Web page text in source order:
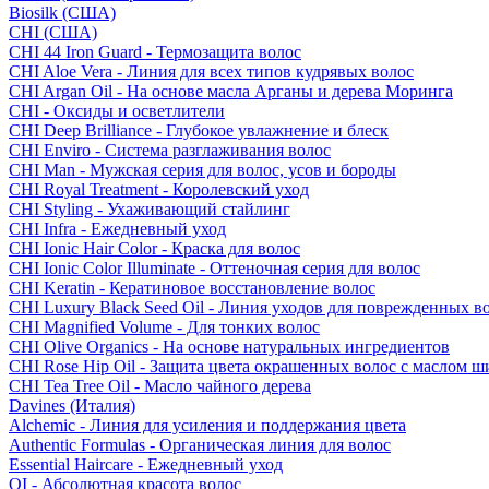
Biosilk (США)
CHI (США)
CHI 44 Iron Guard - Термозащита волос
CHI Aloe Vera - Линия для всех типов кудрявых волос
CHI Argan Oil - На основе масла Арганы и дерева Моринга
CHI - Оксиды и осветлители
CHI Deep Brilliance - Глубокое увлажнение и блеск
CHI Enviro - Система разглаживания волос
CHI Man - Мужская серия для волос, усов и бороды
CHI Royal Treatment - Королевский уход
CHI Styling - Ухаживающий стайлинг
CHI Infra - Ежедневный уход
CHI Ionic Hair Color - Краска для волос
CHI Ionic Color Illuminate - Оттеночная серия для волос
CHI Keratin - Кератиновое восстановление волос
CHI Luxury Black Seed Oil - Линия уходов для поврежденных
CHI Magnified Volume - Для тонких волос
CHI Olive Organics - На основе натуральных ингредиентов
CHI Rose Hip Oil - Защита цвета окрашенных волос с маслом
CHI Tea Tree Oil - Масло чайного дерева
Davines (Италия)
Alchemic - Линия для усиления и поддержания цвета
Authentic Formulas - Органическая линия для волос
Essential Haircare - Eжедневный уход
OI - Абсолютная красота волос